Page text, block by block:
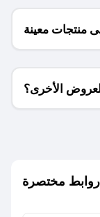
منتجات معينة
فقط؟
الأخرى؟
روابط مختصرة